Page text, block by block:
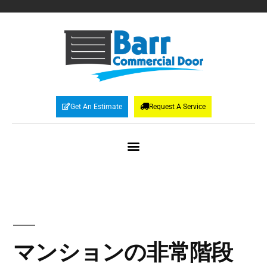
Get An Estimate Request A Service
マンションの非常階段